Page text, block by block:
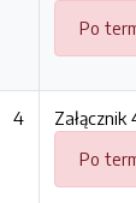
Po
4
Po